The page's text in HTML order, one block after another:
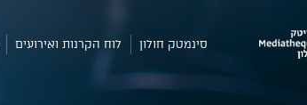
סינמטק חולון לוח הקרנות ואירועים